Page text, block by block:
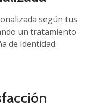
según tus
un tratamiento
de identidad.